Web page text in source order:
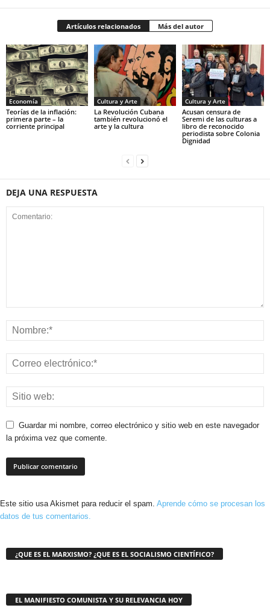
Artículos relacionados Más del autor
Economía
Teorías de la inflación:
primera parte – la
corriente principal
Cultura y Arte
La Revolución Cubana
también revolucionó el
arte y la cultura
Cultura y Arte
Acusan censura de
Seremi de las culturas a
libro de reconocido
periodista sobre Colonia
Dignidad
DEJA UNA RESPUESTA
Guardar mi nombre, correo electrónico y sitio web en este navegador
la próxima vez que comente.
Este sitio usa Akismet para reducir el spam. Aprende cómo se procesan los
datos de tus comentarios.
¿QUE ES EL MARXISMO? ¿QUE ES EL SOCIALISMO CIENTÍFICO?
EL MANIFIESTO COMUNISTA Y SU RELEVANCIA HOY